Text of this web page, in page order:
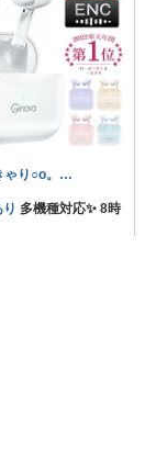
あずきゃり○o。.🐟🐠
多機種対応✨ 8時